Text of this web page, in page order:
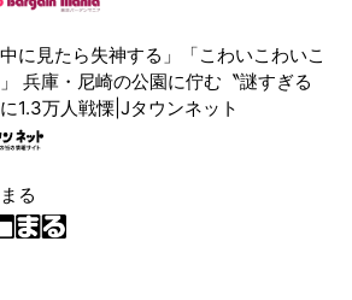
中に見たら失神する」「こわいこわいこ
兵庫・尼崎の公園に佇む〝謎すぎる
1.3万人戦慄|Jタウンネット
る